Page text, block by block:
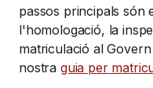
passos principals són
l'homologació, la
matriculació al
nostra guia per